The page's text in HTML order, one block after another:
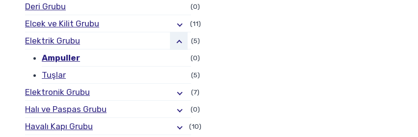
Deri Grubu (0)
Elcek ve Kilit Grubu (11)
Elektrik Grubu (5)
Ampuller (0)
Tuşlar (5)
Elektronik Grubu (7)
Halı ve Paspas Grubu (0)
Havalı Kapı Grubu (10)